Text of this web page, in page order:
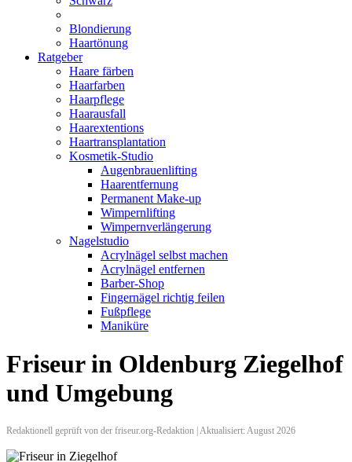
Blondierung
Haartönung
Ratgeber
Haare färben
Haarfarben
Haarpflege
Haarausfall
Haarextentions
Haartransplantation
Kosmetik-Studio
Augenbrauenlifting
Haarentfernung
Permanent Make-up
Wimpernlifting
Wimpernverlängerung
Nagelstudio
Acrylnägel selbst machen
Acrylnägel entfernen
Barber-Shop
Fingernägel richtig feilen
Fußpflege
Maniküre
Friseur in Oldenburg Ziegelhof
und Umgebung
Redaktionell geprüft von der friseur.org-Redaktion | Aktualisiert: August 2026